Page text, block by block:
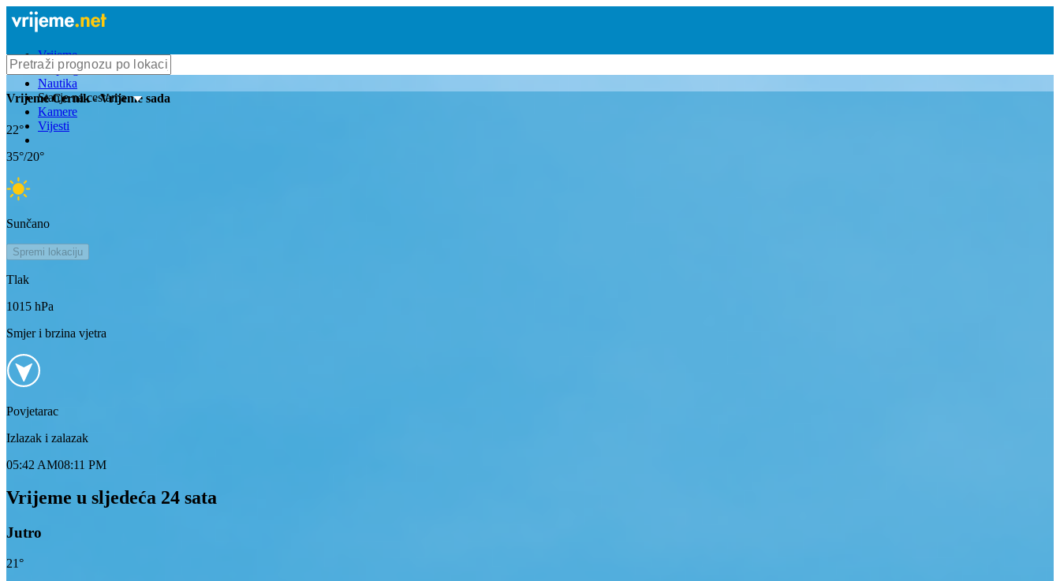
Vrijeme
Bioprognoza
Nautika
Stanje na cestama
Kamere
Vijesti
VrijemeCernik- Vrijeme sada
22°
35°/20°
Sunčano
Spremi lokaciju
Tlak
1015 hPa
Smjer i brzina vjetra
Povjetarac
Izlazak i zalazak
05:42 AM08:11 PM
Vrijeme u sljedeća 24 sata
Jutro
21°